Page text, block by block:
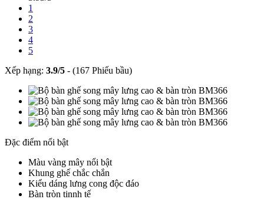
1
2
3
4
5
Xếp hạng: 3.9/5 - (167 Phiếu bầu)
Đặc điểm nổi bật
Màu vàng mây nổi bật
Khung ghế chắc chắn
Kiểu dáng lưng cong độc đáo
Bàn tròn tinnh tế